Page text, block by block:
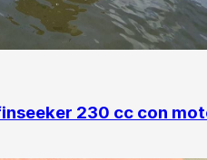
230 cc con